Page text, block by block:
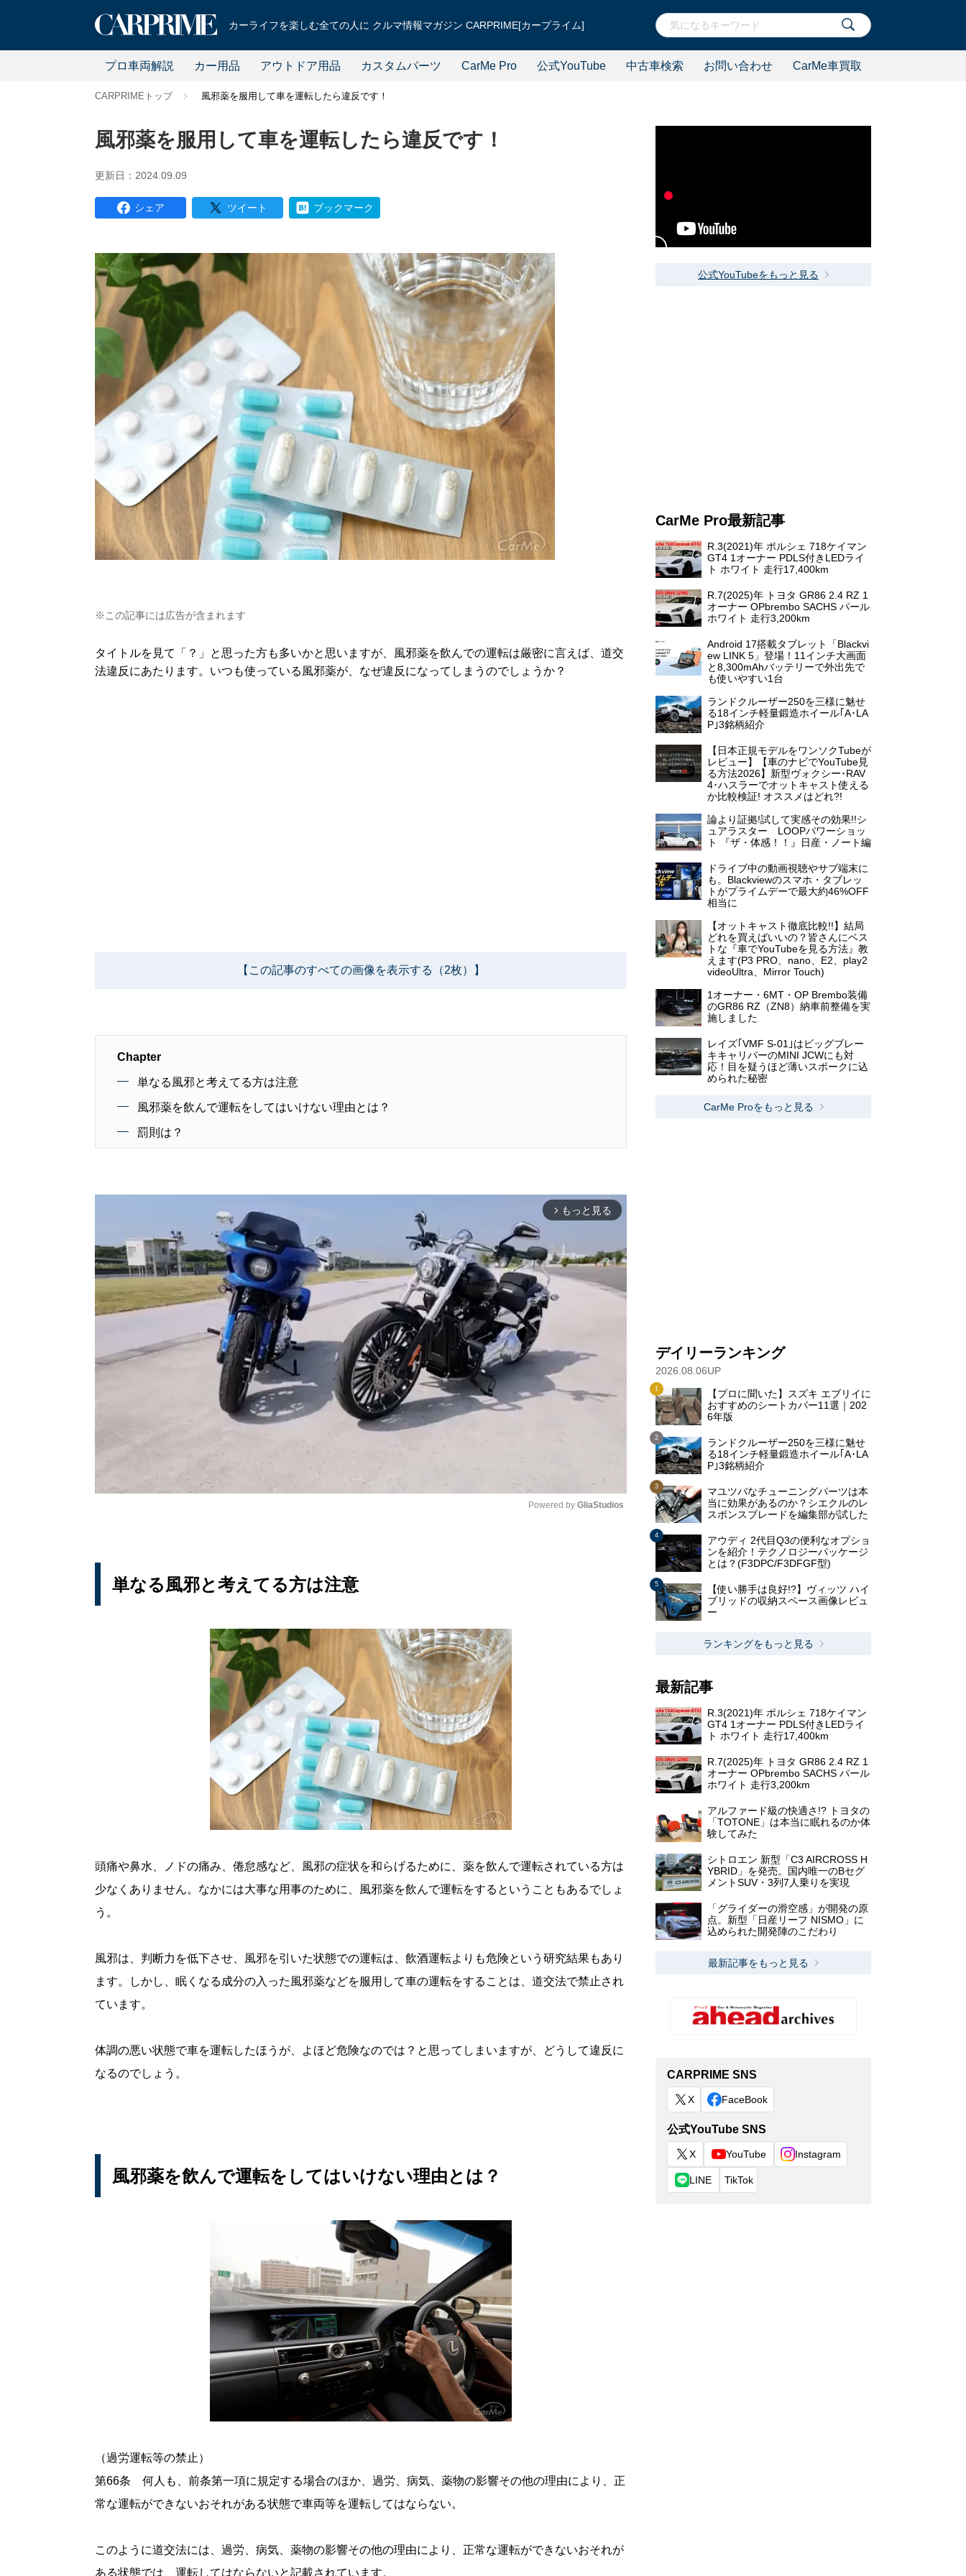
カーライフを楽しむ全ての人に クルマ情報マガジン CARPRIME[カープライム]
プロ車両解説 カー用品 アウトドア用品 カスタムパーツ CarMe Pro 公式YouTube 中古車検索 お問い合わせ CarMe車買取
CARPRIMEトップ 風邪薬を服用して車を運転したら違反です！
風邪薬を服用して車を運転したら違反です！
更新日：2024.09.09
シェア ツイート ブックマーク
※この記事には広告が含まれます
タイトルを見て「？」と思った方も多いかと思いますが、風邪薬を飲んでの運転は厳密に言えば、道交
法違反にあたります。いつも使っている風邪薬が、なぜ違反になってしまうのでしょうか？
【この記事のすべての画像を表示する（2枚）】
Chapter
単なる風邪と考えてる方は注意
風邪薬を飲んで運転をしてはいけない理由とは？
罰則は？
arrow_forward_ios もっと見る
Powered by GliaStudios
単なる風邪と考えてる方は注意
頭痛や鼻水、ノドの痛み、倦怠感など、風邪の症状を和らげるために、薬を飲んで運転されている方は
少なくありません。なかには大事な用事のために、風邪薬を飲んで運転をするということもあるでしょ
う。
風邪は、判断力を低下させ、風邪を引いた状態での運転は、飲酒運転よりも危険という研究結果もあり
ます。しかし、眠くなる成分の入った風邪薬などを服用して車の運転をすることは、道交法で禁止され
ています。
体調の悪い状態で車を運転したほうが、よほど危険なのでは？と思ってしまいますが、どうして違反に
なるのでしょう。
風邪薬を飲んで運転をしてはいけない理由とは？
（過労運転等の禁止）
第66条 何人も、前条第一項に規定する場合のほか、過労、病気、薬物の影響その他の理由により、正
常な運転ができないおそれがある状態で車両等を運転してはならない。
このように道交法には、過労、病気、薬物の影響その他の理由により、正常な運転ができないおそれが
ある状態では、運転してはならないと記載されています。
公式YouTubeをもっと見る
CarMe Pro最新記事
R.3(2021)年 ポルシェ 718ケイマン
GT4 1オーナー PDLS付きLEDライ
ト ホワイト 走行17,400km
R.7(2025)年 トヨタ GR86 2.4 RZ 1
オーナー OPbrembo SACHS パール
ホワイト 走行3,200km
Android 17搭載タブレット「Blackvi
ew LINK 5」登場！11インチ大画面
と8,300mAhバッテリーで外出先で
も使いやすい1台
ランドクルーザー250を三様に魅せ
る18インチ軽量鍛造ホイール｢A･LA
P｣3銘柄紹介
【日本正規モデルをワンソクTubeが
レビュー】【車のナビでYouTube見
る方法2026】新型ヴォクシー･RAV
4･ハスラーでオットキャスト使える
か比較検証! オススメはどれ?!
論より証拠!試して実感その効果!!シ
ュアラスター LOOPパワーショッ
ト 『ザ・体感！！』日産・ノート編
ドライブ中の動画視聴やサブ端末に
も。Blackviewのスマホ・タブレッ
トがプライムデーで最大約46%OFF
相当に
【オットキャスト徹底比較!!】結局
どれを買えばいいの？皆さんにベス
トな『車でYouTubeを見る方法』教
えます(P3 PRO、nano、E2、play2
videoUltra、Mirror Touch)
1オーナー・6MT・OP Brembo装備
のGR86 RZ（ZN8）納車前整備を実
施しました
レイズ｢VMF S-01｣はビッグブレー
キキャリパーのMINI JCWにも対
応！目を疑うほど薄いスポークに込
められた秘密
CarMe Proをもっと見る
デイリーランキング
2026.08.06UP
【プロに聞いた】スズキ エブリイに
おすすめのシートカバー11選｜202
6年版
ランドクルーザー250を三様に魅せ
る18インチ軽量鍛造ホイール｢A･LA
P｣3銘柄紹介
マユツバなチューニングパーツは本
当に効果があるのか？シエクルのレ
スポンスブレードを編集部が試した
アウディ 2代目Q3の便利なオプショ
ンを紹介！テクノロジーパッケージ
とは？(F3DPC/F3DFGF型)
【使い勝手は良好!?】ヴィッツ ハイ
ブリッドの収納スペース画像レビュ
ー
ランキングをもっと見る
最新記事
R.3(2021)年 ポルシェ 718ケイマン
GT4 1オーナー PDLS付きLEDライ
ト ホワイト 走行17,400km
R.7(2025)年 トヨタ GR86 2.4 RZ 1
オーナー OPbrembo SACHS パール
ホワイト 走行3,200km
アルファード級の快適さ!? トヨタの
「TOTONE」は本当に眠れるのか体
験してみた
シトロエン 新型「C3 AIRCROSS H
YBRID」を発売。国内唯一のBセグ
メントSUV・3列7人乗りを実現
「グライダーの滑空感」が開発の原
点。新型「日産リーフ NISMO」に
込められた開発陣のこだわり
最新記事をもっと見る
CARPRIME SNS
X FaceBook
公式YouTube SNS
X YouTube Instagram
LINE TikTok